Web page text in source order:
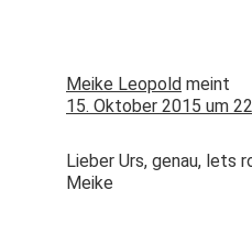
Meike Leopold meint
15. Oktober 2015 um
Lieber Urs, genau, lets
Meike